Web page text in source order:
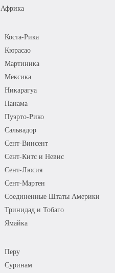
Африка
Коста-Рика
Кюрасао
Мартиника
Мексика
Никарагуа
Панама
Пуэрто-Рико
Сальвадор
Сент-Винсент
Сент-Китс и Невис
Сент-Люсия
Сент-Мартен
Соединенные Штаты Америки
Тринидад и Тобаго
Ямайка
Перу
Суринам